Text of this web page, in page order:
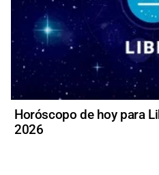
Horóscopo de hoy para
2026